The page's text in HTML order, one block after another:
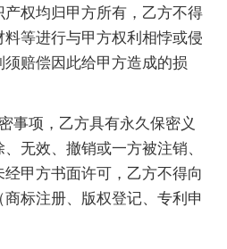
权均归甲方所有，乙方不得
等进行与甲方权利相悖或侵
赔偿因此给甲方造成的损
事项，乙方具有永久保密义
无效、撤销或一方被注销、
甲方书面许可，乙方不得向
标注册、版权登记、专利申